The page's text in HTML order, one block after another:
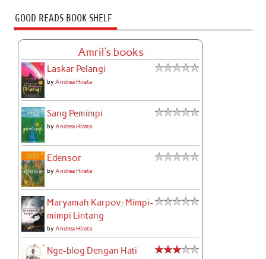
GOOD READS BOOK SHELF
Amril's books
Laskar Pelangi
byAndrea Hirata
Sang Pemimpi
byAndrea Hirata
Edensor
byAndrea Hirata
Maryamah Karpov: Mimpi-
mimpi Lintang
byAndrea Hirata
Nge-blog Dengan Hati